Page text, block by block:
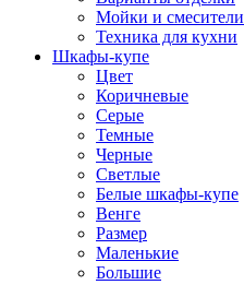
Мойки и смесители
Техника для кухни
Шкафы-купе
Цвет
Коричневые
Серые
Темные
Черные
Светлые
Белые шкафы-купе
Венге
Размер
Маленькие
Большие